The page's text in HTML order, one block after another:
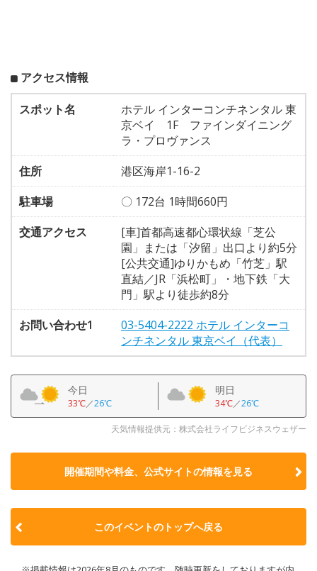
アクセス情報
スポット名
ホテル インターコンチネンタル 東
京ベイ 1F ファインダイニング
ラ・プロヴァンス
住所
港区海岸1-16-2
駐車場
〇 172台 1時間660円
交通アクセス
[車]首都高速都心環状線「芝公
園」または「汐留」出口より約5分
[公共交通]ゆりかもめ「竹芝」駅
直結／JR「浜松町」・地下鉄「大
門」駅より徒歩約8分
お問い合わせ1
03-5404-2222 ホテル インターコ
ンチネンタル 東京ベイ（代表）
今日
33℃／26℃
明日
34℃／26℃
天気情報提供元：株式会社ライフビジネスウェザー
開催期間や料金、公式サイトの情報を見る
このイベントのトップへ戻る